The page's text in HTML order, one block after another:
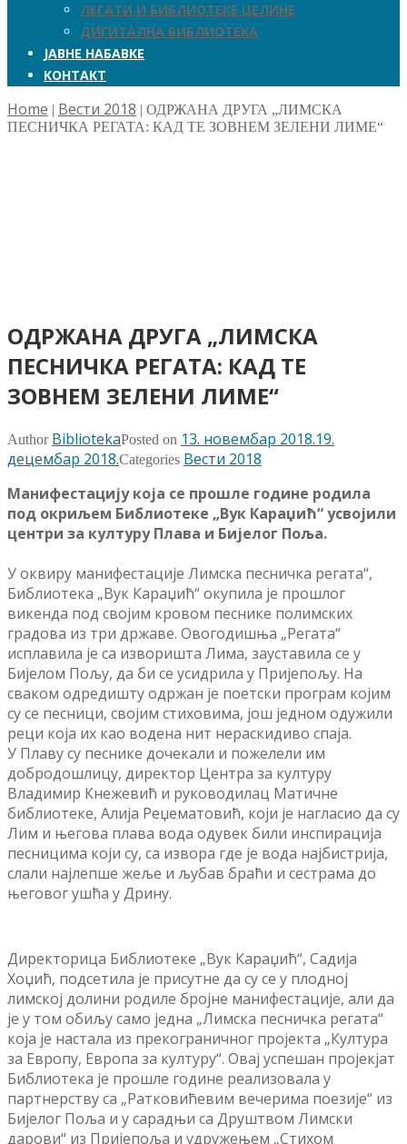
ЛЕГАТИ И БИБЛИОТЕКЕ ЦЕЛИНЕ
ДИГИТАЛНА БИБЛИОТЕКА
ЈАВНЕ НАБАВКЕ
КОНТАКТ
Home | Вести 2018 | ОДРЖАНА ДРУГА „ЛИМСКА
ПЕСНИЧКА РЕГАТА: КАД ТЕ ЗОВНЕМ ЗЕЛЕНИ ЛИМЕ“
ОДРЖАНА ДРУГА „ЛИМСКА
ПЕСНИЧКА РЕГАТА: КАД ТЕ
ЗОВНЕМ ЗЕЛЕНИ ЛИМЕ“
Author BibliotekaPosted on 13. новембар 2018.19.
децембар 2018.Categories Вести 2018
Манифестацију која се прошле године родила
под окриљем Библиотеке „Вук Караџић“ усвојили
центри за културу Плава и Бијелог Поља.
У оквиру манифестације Лимска песничка регата“,
Библиотека „Вук Караџић“ окупила је прошлог
викенда под својим кровом песнике полимских
градова из три државе. Овогодишња „Регата“
исплавила је са изворишта Лима, зауставила се у
Бијелом Пољу, да би се усидрила у Пријепољу. На
сваком одредишту одржан је поетски програм којим
су се песници, својим стиховима, још једном одужили
реци која их као водена нит нераскидиво спаја.
У Плаву су песнике дочекали и пожелели им
добродошлицу, директор Центра за културу
Владимир Кнежевић и руководилац Матичне
библиотеке, Алија Реџематовић, који је нагласио да су
Лим и његова плава вода одувек били инспирација
песницима који су, са извора где је вода најбистрија,
слали најлепше жеље и љубав браћи и сестрама до
његовог ушћа у Дрину.
Директорица Библиотеке „Вук Караџић“, Садија
Хоџић, подсетила је присутне да су се у плодној
лимској долини родиле бројне манифестације, али да
је у том обиљу само једна „Лимска песничка регата“
која је настала из прекограничног пројекта „Култура
за Европу, Европа за културу“. Овај успешан пројекјат
Библиотека је прошле године реализовала у
партнерству са „Ратковићевим вечерима поезије“ из
Бијелог Поља и у сарадњи са Друштвом Лимски
дарови“ из Пријепоља и удружењем „Стихом